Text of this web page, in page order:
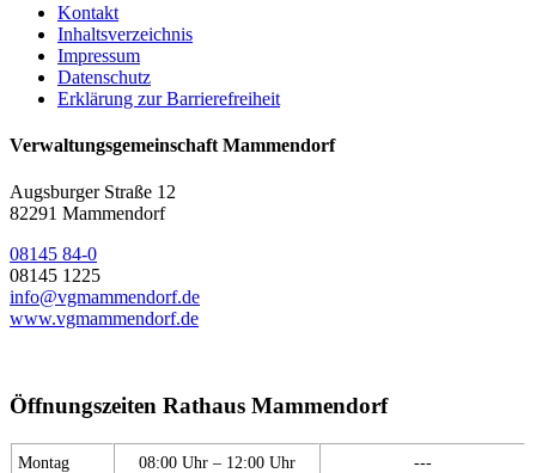
Kontakt
Inhaltsverzeichnis
Impressum
Datenschutz
Erklärung zur Barrierefreiheit
Verwaltungsgemeinschaft Mammendorf
Augsburger Straße 12
82291 Mammendorf
08145 84-0
08145 1225
info@vgmammendorf.de
www.vgmammendorf.de
Öffnungszeiten Rathaus Mammendorf
Montag 08:00 Uhr – 12:00 Uhr ---